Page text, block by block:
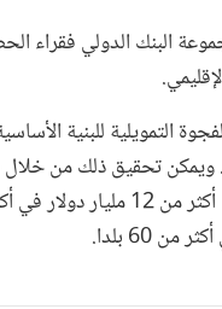
البنك الدولي فقراء
التمويلية للبنية
تحقيق ذلك من خلال
بلدا.